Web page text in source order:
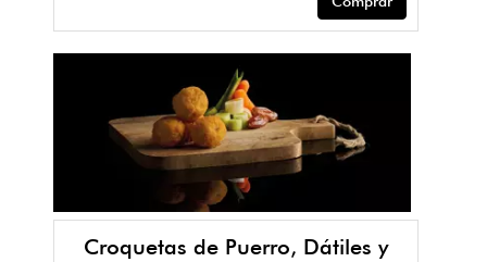
Croquetas de Puerro, Dátiles y